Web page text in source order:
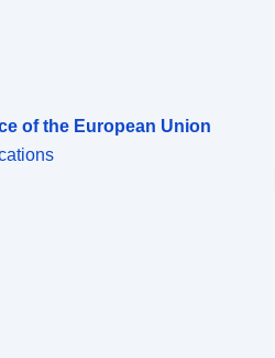
of the European Union